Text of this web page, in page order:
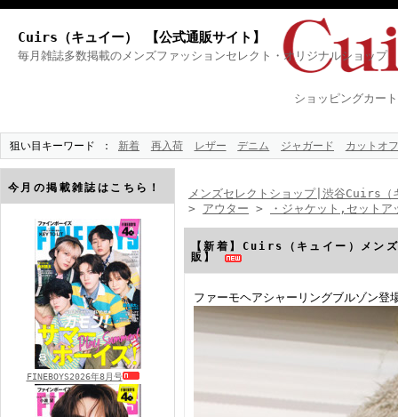
Cuirs（キュイー） 【公式通販サイト】
毎月雑誌多数掲載のメンズファッションセレクト・オリジナルショップ
ショッピングカート
狙い目キーワード 新着 再入荷 レザー デニム ジャガード カットオフ
今月の掲載雑誌はこちら！
FINEBOYS2026年8月号
メンズセレクトショップ|渋谷Cuirs（
> アウター > ・ジャケット,セット
【新着】Cuirs（キュイー）メン
販】
ファーモヘアシャーリングブルゾン登